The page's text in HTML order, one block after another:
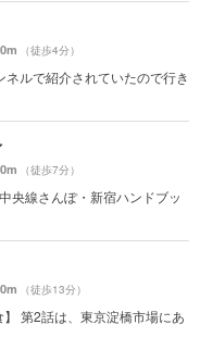
（徒歩4分）
ルで紹介されていたので行き
（徒歩7分）
央線さんぽ・新宿ハンドブッ
（徒歩13分）
】 第2話は、東京淀橋市場にあ